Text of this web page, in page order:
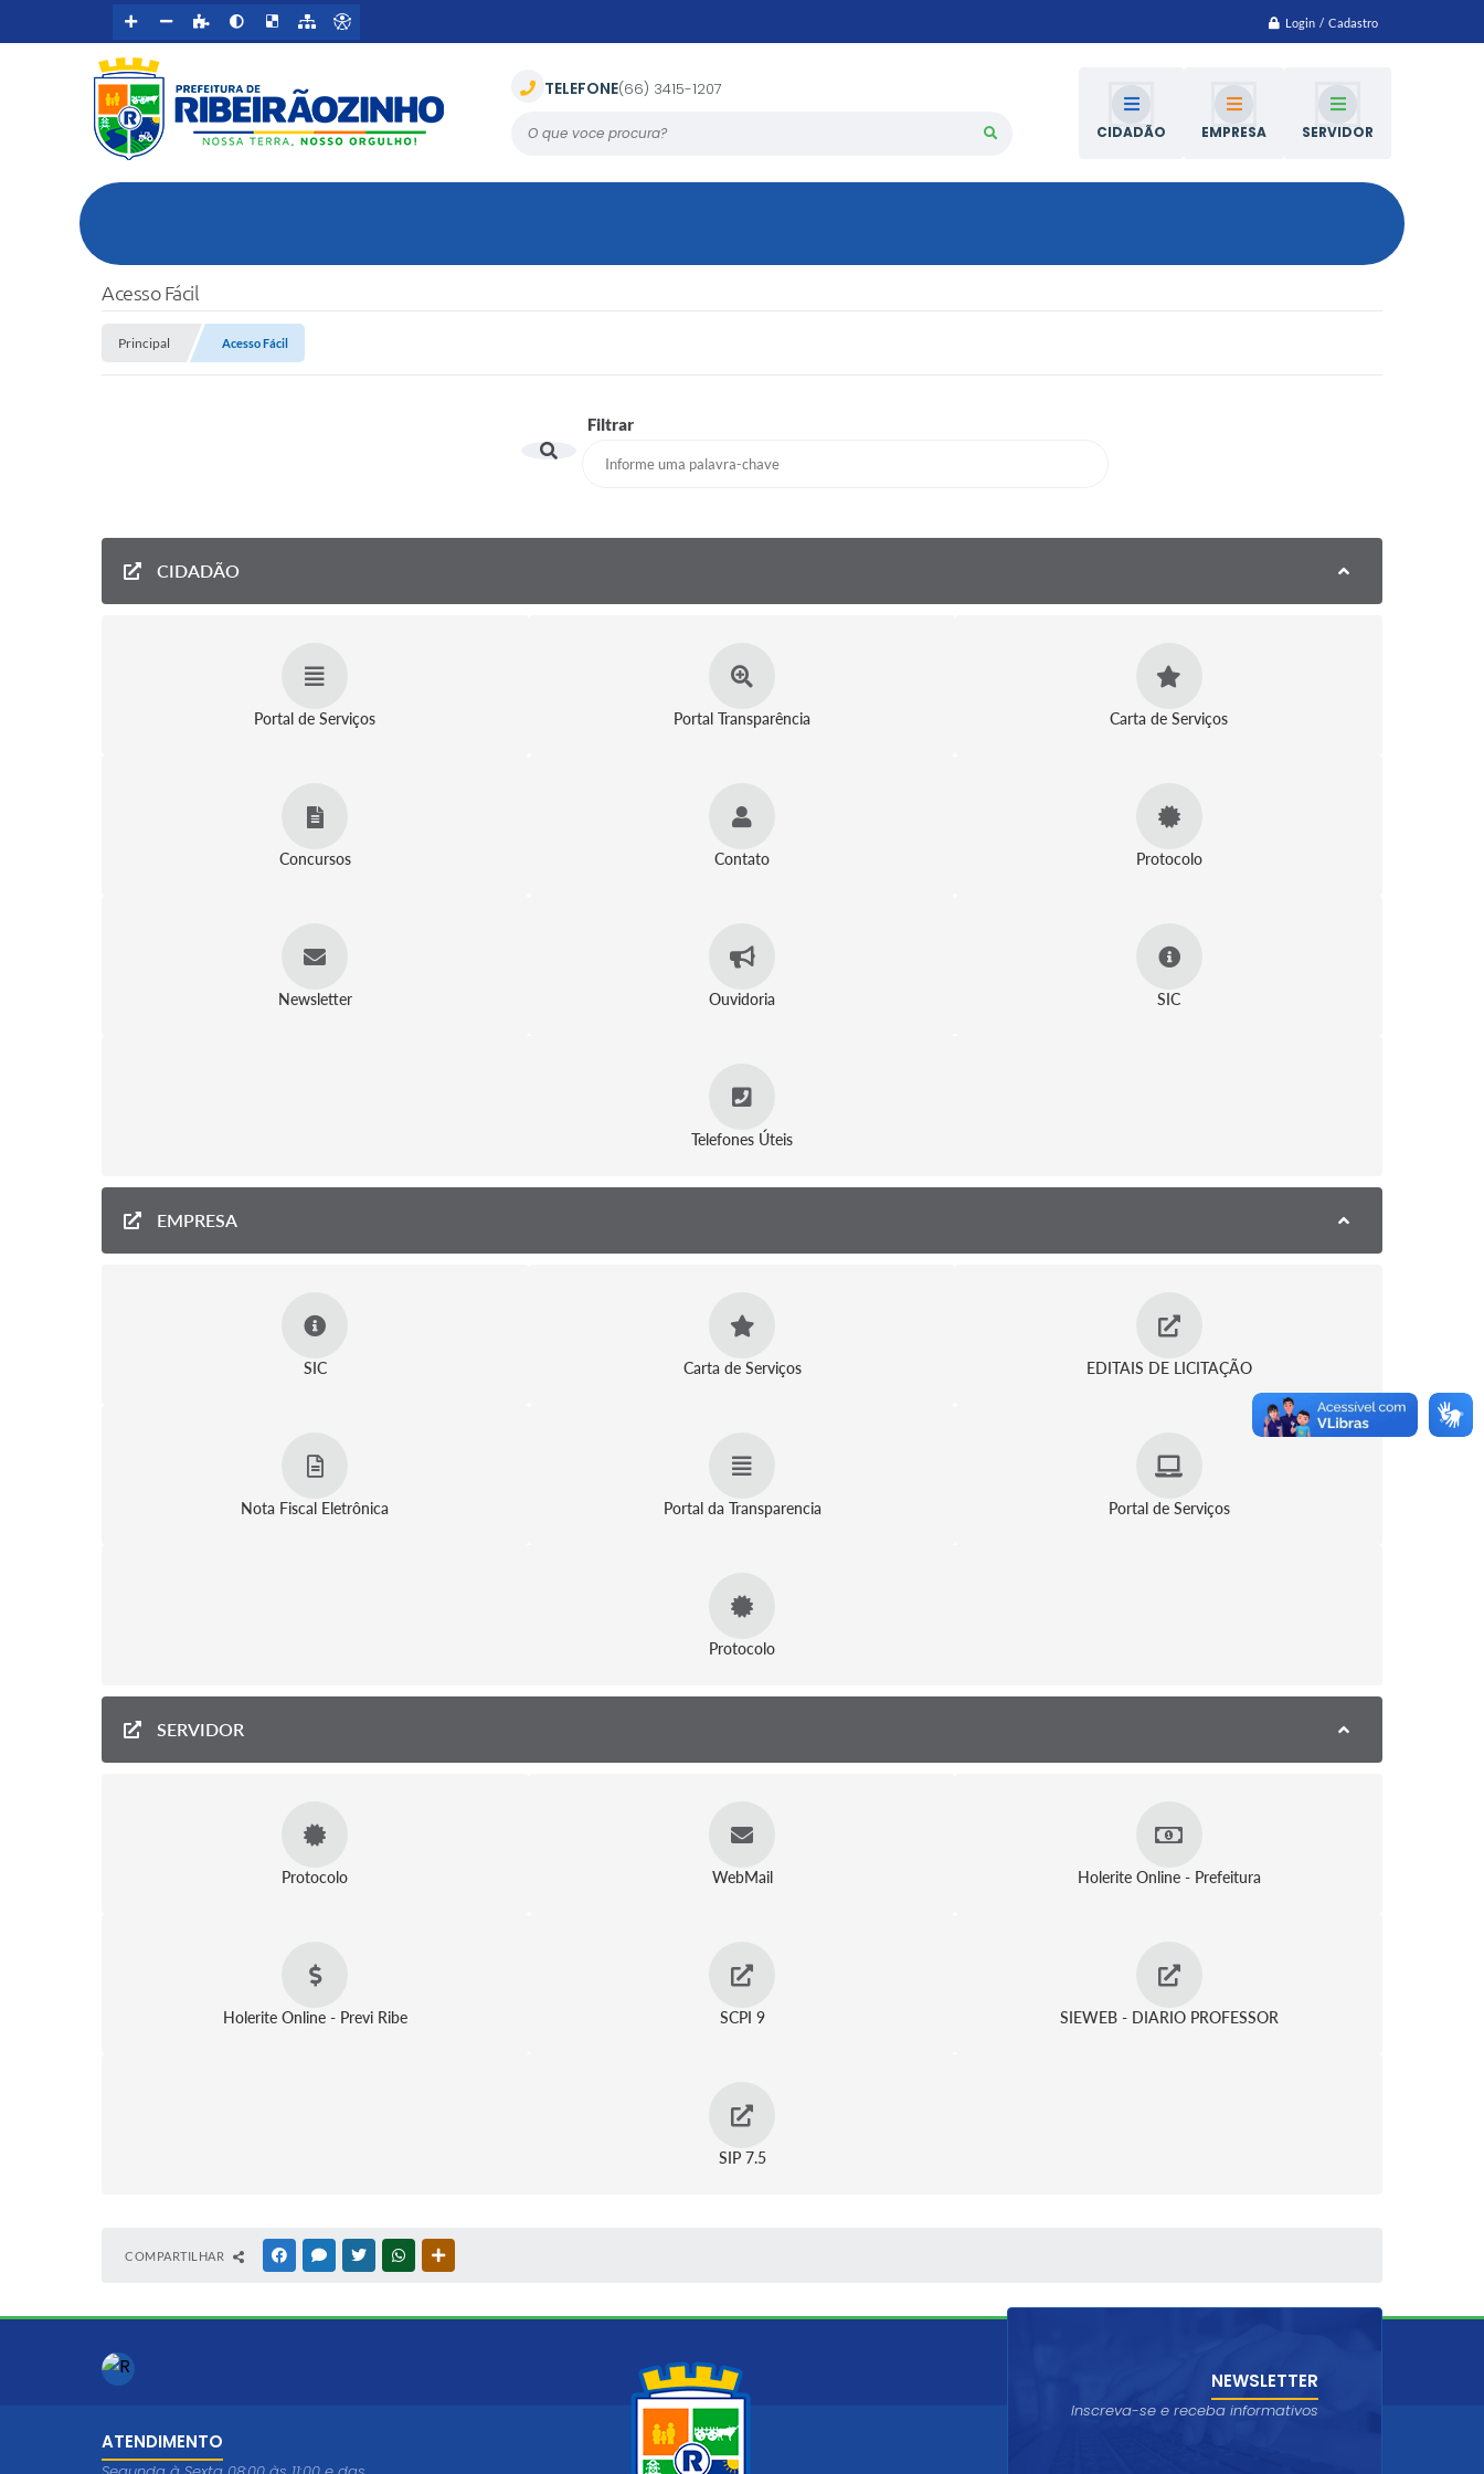
Login / Cadastro
O que voce procura? CIDADÃO EMPRESA SERVIDOR
TELEFONE(66) 3415-1207
Acesso Fácil
Principal Acesso Fácil
Filtrar
CIDADÃO
Portal de Serviços Portal Transparência Carta de Serviços
Concursos Contato Protocolo
Newsletter Ouvidoria SIC
Telefones Úteis
EMPRESA
SIC Carta de Serviços EDITAIS DE LICITAÇÃO
Nota Fiscal Eletrônica Portal da Transparencia Portal de Serviços
Protocolo
SERVIDOR
Protocolo WebMail Holerite Online - Prefeitura
Holerite Online - Previ Ribe SCPI 9 SIEWEB - DIARIO PROFESSOR
SIP 7.5
COMPARTILHAR FACEBOOKMESSENGER
TWITTERWHATSAPP
ATENDIMENTO
NEWSLETTER
Inscreva-se e receba informativos